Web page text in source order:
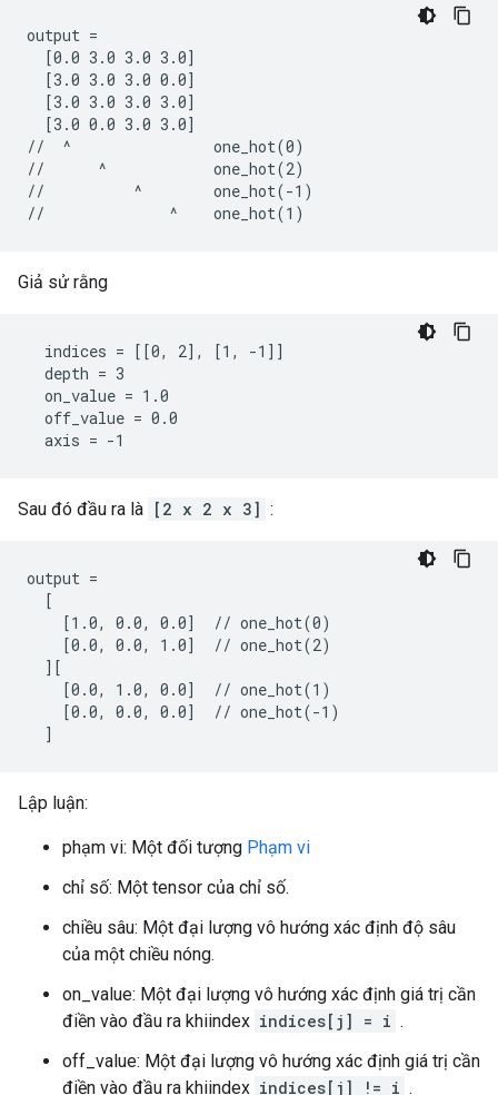
output =
  [0.0 3.0 3.0 3.0]
  [3.0 3.0 3.0 0.0]
  [3.0 3.0 3.0 3.0]
  [3.0 0.0 3.0 3.0]
//  ^                one_hot(0)
//      ^            one_hot(2)
//          ^        one_hot(-1)
//              ^    one_hot(1)
Giả sử rằng
  indices = [[0, 2], [1, -1]]
  depth = 3
  on_value = 1.0
  off_value = 0.0
  axis = -1
Sau đó đầu ra là [2 x 2 x 3] :
output =
  [
    [1.0, 0.0, 0.0]  // one_hot(0)
    [0.0, 0.0, 1.0]  // one_hot(2)
  ][
    [0.0, 1.0, 0.0]  // one_hot(1)
    [0.0, 0.0, 0.0]  // one_hot(-1)
  ]
Lập luận:
phạm vi: Một đối tượng Phạm vi
chỉ số: Một tensor của chỉ số.
chiều sâu: Một đại lượng vô hướng xác định độ sâu
của một chiều nóng.
on_value: Một đại lượng vô hướng xác định giá trị cần
điền vào đầu ra khiindex indices[j] = i .
off_value: Một đại lượng vô hướng xác định giá trị cần
điền vào đầu ra khiindex indices[j] != i .